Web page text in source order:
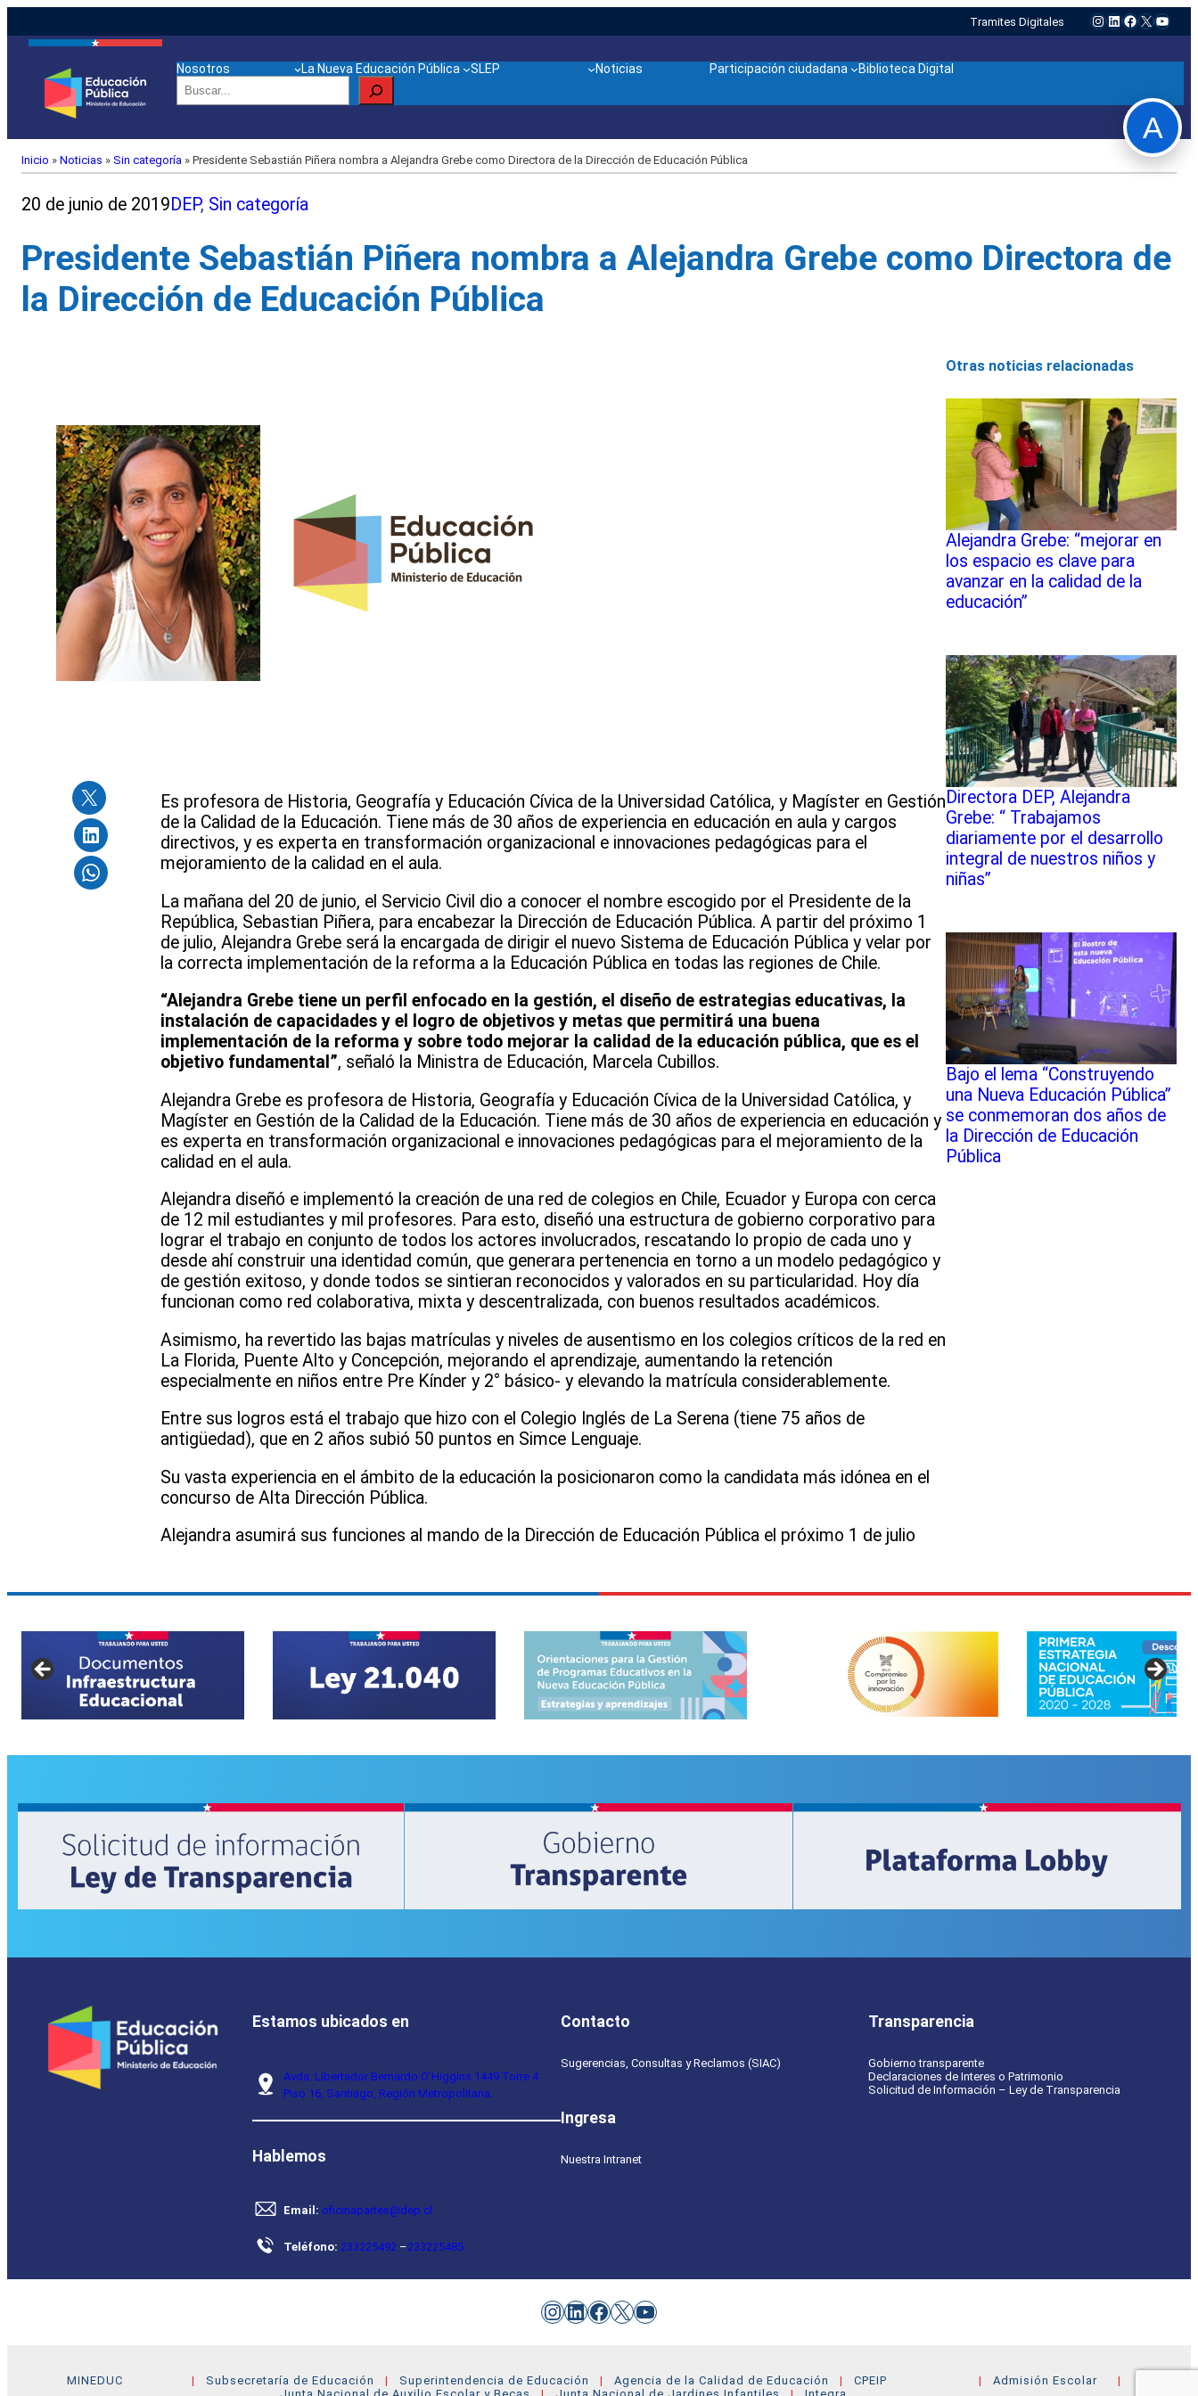
Tramites Digitales Instagram
LinkedIn
Facebook
X
Nosotros La Nueva Educación Pública SLEP Noticias Participación ciudadana
Biblioteca Digital
Buscar
Inicio » Noticias » Sin categoría » Presidente Sebastián Piñera nombra a Alejandra Grebe como Directora de la Dirección de Educación Pública
20 de junio de 2019DEP, Sin categoría
Presidente Sebastián Piñera nombra a Alejandra Grebe como Directora de
la Dirección de Educación Pública
Es profesora de Historia, Geografía y Educación Cívica de la Universidad Católica, y Magíster en Gestión
de la Calidad de la Educación. Tiene más de 30 años de experiencia en educación en aula y cargos
directivos, y es experta en transformación organizacional e innovaciones pedagógicas para el
mejoramiento de la calidad en el aula.
La mañana del 20 de junio, el Servicio Civil dio a conocer el nombre escogido por el Presidente de la
República, Sebastian Piñera, para encabezar la Dirección de Educación Pública. A partir del próximo 1
de julio, Alejandra Grebe será la encargada de dirigir el nuevo Sistema de Educación Pública y velar por
la correcta implementación de la reforma a la Educación Pública en todas las regiones de Chile.
“Alejandra Grebe tiene un perfil enfocado en la gestión, el diseño de estrategias educativas, la
instalación de capacidades y el logro de objetivos y metas que permitirá una buena
implementación de la reforma y sobre todo mejorar la calidad de la educación pública, que es el
objetivo fundamental”, señaló la Ministra de Educación, Marcela Cubillos.
Alejandra Grebe es profesora de Historia, Geografía y Educación Cívica de la Universidad Católica, y
Magíster en Gestión de la Calidad de la Educación. Tiene más de 30 años de experiencia en educación y
es experta en transformación organizacional e innovaciones pedagógicas para el mejoramiento de la
calidad en el aula.
Alejandra diseñó e implementó la creación de una red de colegios en Chile, Ecuador y Europa con cerca
de 12 mil estudiantes y mil profesores. Para esto, diseñó una estructura de gobierno corporativo para
lograr el trabajo en conjunto de todos los actores involucrados, rescatando lo propio de cada uno y
desde ahí construir una identidad común, que generara pertenencia en torno a un modelo pedagógico y
de gestión exitoso, y donde todos se sintieran reconocidos y valorados en su particularidad. Hoy día
funcionan como red colaborativa, mixta y descentralizada, con buenos resultados académicos.
Asimismo, ha revertido las bajas matrículas y niveles de ausentismo en los colegios críticos de la red en
La Florida, Puente Alto y Concepción, mejorando el aprendizaje, aumentando la retención
especialmente en niños entre Pre Kínder y 2° básico- y elevando la matrícula considerablemente.
Entre sus logros está el trabajo que hizo con el Colegio Inglés de La Serena (tiene 75 años de
antigüedad), que en 2 años subió 50 puntos en Simce Lenguaje.
Su vasta experiencia en el ámbito de la educación la posicionaron como la candidata más idónea en el
concurso de Alta Dirección Pública.
Alejandra asumirá sus funciones al mando de la Dirección de Educación Pública el próximo 1 de julio
Otras noticias relacionadas
Alejandra Grebe: “mejorar en
los espacio es clave para
avanzar en la calidad de la
educación”
Directora DEP, Alejandra
Grebe: “ Trabajamos
diariamente por el desarrollo
integral de nuestros niños y
niñas”
Bajo el lema “Construyendo
una Nueva Educación Pública”
se conmemoran dos años de
la Dirección de Educación
Pública
Estamos ubicados en
Avda. Libertador Bernardo O’Higgins 1449 Torre 4
Piso 16, Santiago, Región Metropolitana.
Hablemos
Email: oficinapartes@dep.cl
Teléfono: 233225492 –233225485
Contacto
Sugerencias, Consultas y Reclamos (SIAC)
Ingresa
Nuestra Intranet
Transparencia
Gobierno transparente
Declaraciones de Interes o Patrimonio
Solicitud de Información – Ley de Transparencia
Instagram
LinkedIn
Facebook
X YouTube
MINEDUC Subsecretaría de Educación Superintendencia de Educación Agencia de la Calidad de Educación CPEIP
Admisión Escolar
A